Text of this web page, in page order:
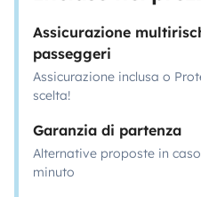
Assicurazione
passeggeri
Assicurazione inclusa o
scelta!
Garanzia di partenza
Alternative proposte in
minuto